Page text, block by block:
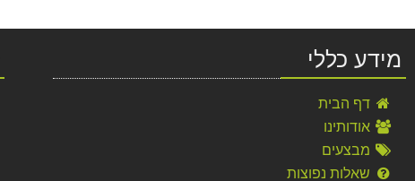
מידע כללי
דף הבית
אודותינו
מבצעים
שאלות נפוצות